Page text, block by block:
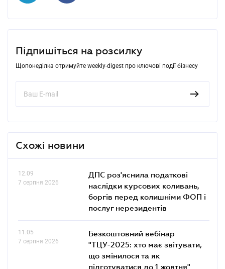
Підпишіться на розсилку
Щопонеділка отримуйте weekly-digest про ключові події бізнесу
Схожі новини
12.09
7 серпня 2026
ДПС роз'яснила податкові
наслідки курсових коливань,
боргів перед колишніми ФОП і
послуг нерезидентів
11.05
7 серпня 2026
Безкоштовний вебінар
"ТЦУ-2025: хто має звітувати,
що змінилося та як
підготуватися до 1 жовтня"